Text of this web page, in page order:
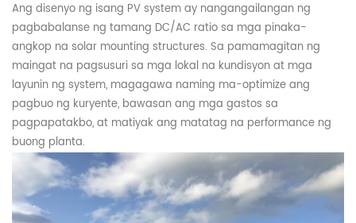
Ang disenyo ng isang PV system ay nangangailangan ng
pagbabalanse ng tamang DC/AC ratio sa mga pinaka-
angkop na solar mounting structures. Sa pamamagitan ng
maingat na pagsusuri sa mga lokal na kundisyon at mga
layunin ng system, magagawa naming ma-optimize ang
pagbuo ng kuryente, bawasan ang mga gastos sa
pagpapatakbo, at matiyak ang matatag na performance ng
buong planta.